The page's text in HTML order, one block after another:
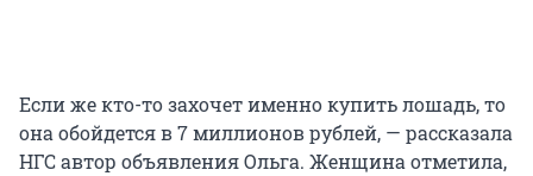
Если же кто-то захочет именно купить лошадь, то
она обойдется в 7 миллионов рублей, — рассказала
НГС автор объявления Ольга. Женщина отметила,